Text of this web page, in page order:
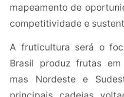
mapeamento de
competitividade e
A fruticultura será o
Brasil produz frutas
mas Nordeste e